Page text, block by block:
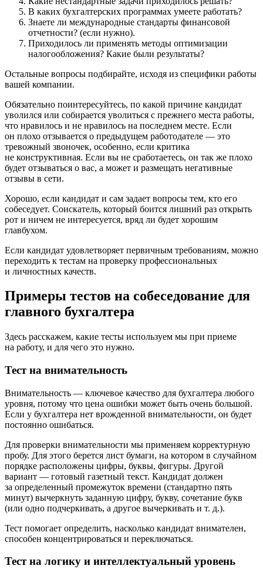
В каких бухгалтерских программах умеете работать?
Знаете ли международные стандарты финансовой
отчетности? (если нужно).
Приходилось ли применять методы оптимизации
налогообложения? Какие были результаты?
Остальные вопросы подбирайте, исходя из специфики работы
вашей компании.
Обязательно поинтересуйтесь, по какой причине кандидат
уволился или собирается уволиться с прежнего места работы,
что нравилось и не нравилось на последнем месте. Если
он плохо отзывается о предыдущем работодателе — это
тревожный звоночек, особенно, если критика
не конструктивная. Если вы не сработаетесь, он так же плохо
будет отзываться о вас, а может и размещать негативные
отзывы в сети.
Хорошо, если кандидат и сам задает вопросы тем, кто его
собеседует. Соискатель, который боится лишний раз открыть
рот и ничем не интересуется, вряд ли будет хорошим
главбухом.
Если кандидат удовлетворяет первичным требованиям, можно
переходить к тестам на проверку профессиональных
и личностных качеств.
Примеры тестов на собеседование для
главного бухгалтера
Здесь расскажем, какие тесты используем мы при приеме
на работу, и для чего это нужно.
Тест на внимательность
Внимательность — ключевое качество для бухгалтера любого
уровня, потому что цена ошибки может быть очень большой.
Если у бухгалтера нет врожденной внимательности, он будет
постоянно ошибаться.
Для проверки внимательности мы применяем корректурную
пробу. Для этого берется лист бумаги, на котором в случайном
порядке расположены цифры, буквы, фигуры. Другой
вариант — готовый газетный текст. Кандидат должен
за определенный промежуток времени (стандартно пять
минут) вычеркнуть заданную цифру, букву, сочетание букв
(или одно подчеркивать, а другое вычеркивать и т. д.).
Тест помогает определить, насколько кандидат внимателен,
способен концентрироваться и переключаться.
Тест на логику и интеллектуальный уровень